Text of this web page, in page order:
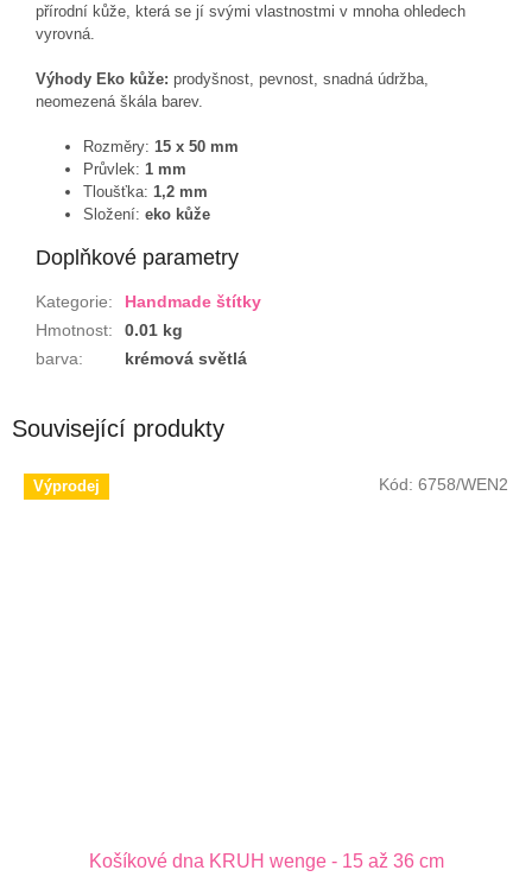
přírodní kůže, která se jí svými vlastnostmi v mnoha ohledech
vyrovná.
Výhody Eko kůže: prodyšnost, pevnost, snadná údržba,
neomezená škála barev.
Rozměry: 15 x 50 mm
Průvlek: 1 mm
Tloušťka: 1,2 mm
Složení: eko kůže
Doplňkové parametry
Kategorie:
Handmade štítky
Hmotnost:
0.01 kg
barva: krémová světlá
Související produkty
Výprodej
Košíkové dna KRUH wenge - 15 až 36 cm
Kód: 6758/WEN2